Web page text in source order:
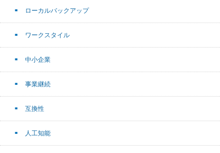
ローカルバックアップ
ワークスタイル
中小企業
事業継続
互換性
人工知能